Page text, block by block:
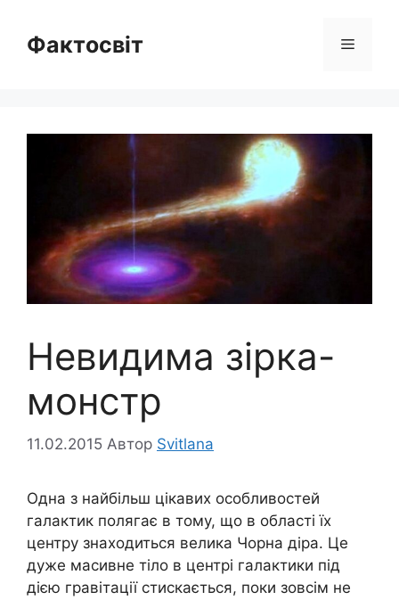
вмістуФактосвіт Меню
Невидима зірка-
монстр
11.02.2015 Автор Svitlana
Одна з найбільш цікавих особливостей
галактик полягає в тому, що в області їх
центру знаходиться велика Чорна діра. Це
дуже масивне тіло в центрі галактики під
дією гравітації стискається, поки зовсім не